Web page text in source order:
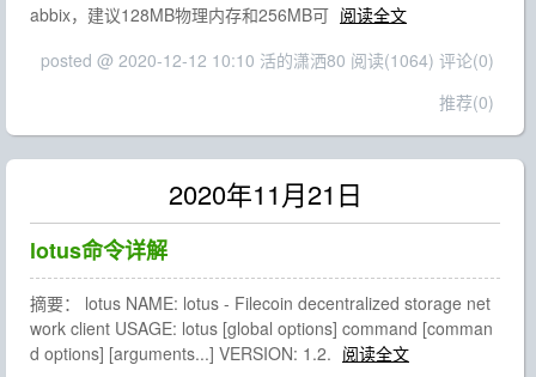
abbix，建议128MB物理内存和256MB可 阅读全文
posted @ 2020-12-12 10:10 活的潇洒80 阅读(1064) 评论(0)
推荐(0)
2020年11月21日
lotus命令详解
摘要： lotus NAME: lotus - Filecoin decentralized storage net
work client USAGE: lotus [global options] command [comman
d options] [arguments...] VERSION: 1.2. 阅读全文